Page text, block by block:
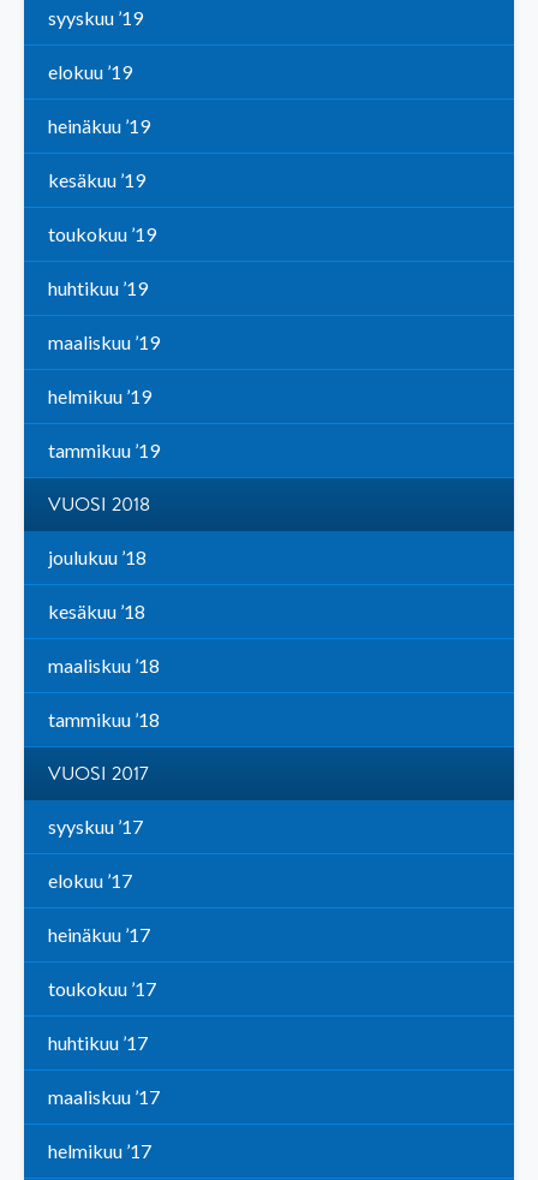
syyskuu ’19
elokuu ’19
heinäkuu ’19
kesäkuu ’19
toukokuu ’19
huhtikuu ’19
maaliskuu ’19
helmikuu ’19
tammikuu ’19
VUOSI 2018
joulukuu ’18
kesäkuu ’18
maaliskuu ’18
tammikuu ’18
VUOSI 2017
syyskuu ’17
elokuu ’17
heinäkuu ’17
toukokuu ’17
huhtikuu ’17
maaliskuu ’17
helmikuu ’17